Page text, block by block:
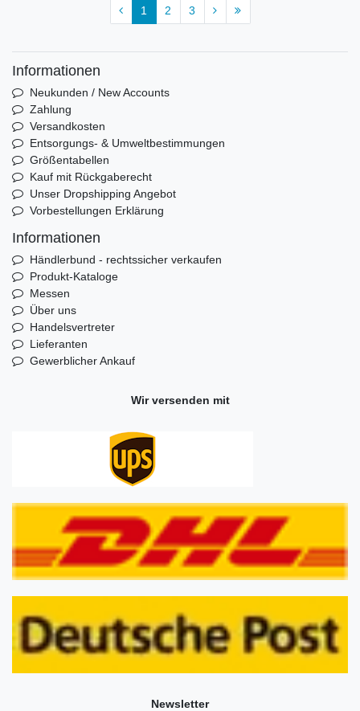
1 2 3
Informationen
Neukunden / New Accounts
Zahlung
Versandkosten
Entsorgungs- & Umweltbestimmungen
Größentabellen
Kauf mit Rückgaberecht
Unser Dropshipping Angebot
Vorbestellungen Erklärung
Informationen
Händlerbund - rechtssicher verkaufen
Produkt-Kataloge
Messen
Über uns
Handelsvertreter
Lieferanten
Gewerblicher Ankauf
Wir versenden mit
Newsletter